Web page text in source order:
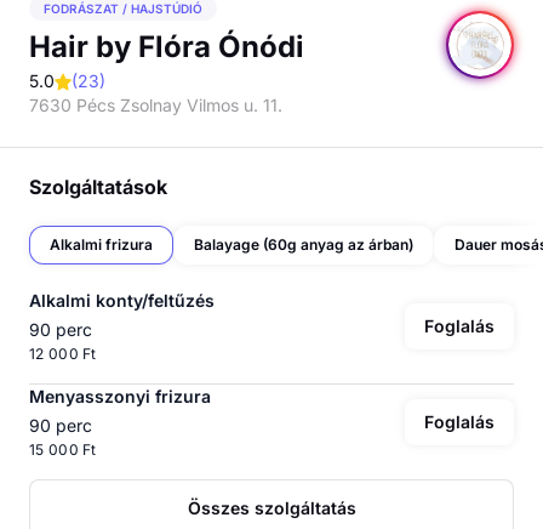
FODRÁSZAT / HAJSTÚDIÓ
Hair by Flóra Ónódi
5.0 (23)
7630 Pécs Zsolnay Vilmos u. 11.
Szolgáltatások
Alkalmi frizura Balayage (60g anyag az árban)
Alkalmi konty/feltűzés
90 perc
12 000 Ft
Foglalás
Menyasszonyi frizura
90 perc
15 000 Ft
Foglalás
Összes szolgáltatás